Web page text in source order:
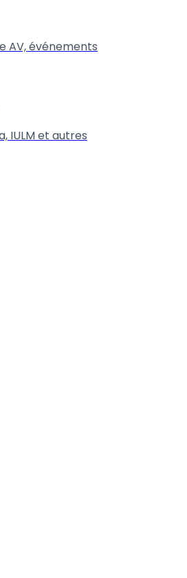
AV, événements
IULM et autres